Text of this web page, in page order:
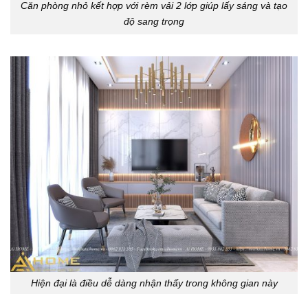
Căn phòng nhỏ kết hợp với rèm vải 2 lớp giúp lấy sáng và tạo
độ sang trọng
Hiện đại là điều dễ dàng nhận thấy trong không gian này